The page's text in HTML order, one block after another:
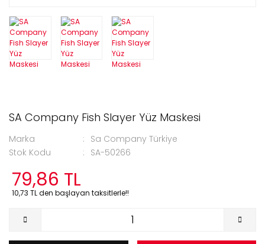
SA Company Fish Slayer Yüz Maskesi
Marka
Sa Company Türkiye
Stok Kodu
SA-50266
79,86 TL
10,73 TL den başlayan taksitlerle!!